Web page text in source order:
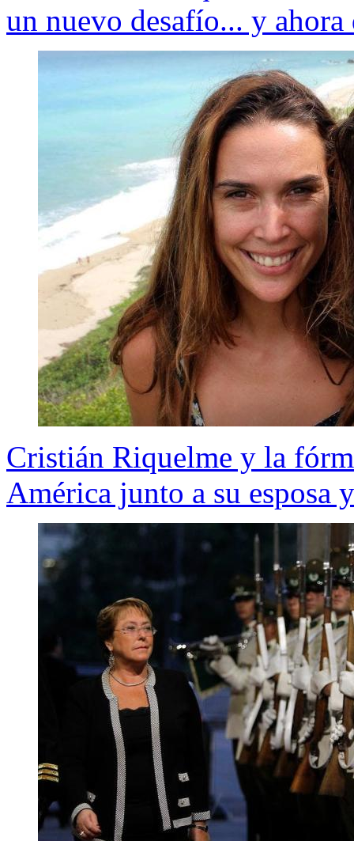
un nuevo desafío... y ahora
Cristián Riquelme y la
América junto a su esposa